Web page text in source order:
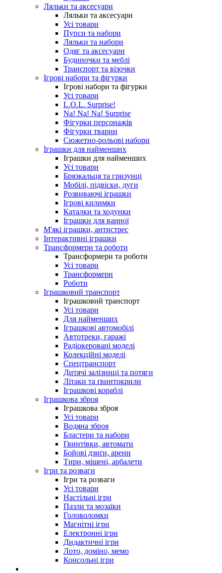
Ляльки та аксесуари
Ляльки та аксесуари
Усі товари
Пупси та набори
Ляльки та набори
Одяг та аксесуари
Будиночки та меблі
Транспорт та візочки
Ігрові набори та фігурки
Ігрові набори та фігурки
Усі товари
L.O.L. Surprise!
Na! Na! Na! Surprise
Фігурки персонажів
Фігурки тварин
Сюжетно-рольові набори
Іграшки для найменших
Іграшки для найменших
Усі товари
Брязкальця та гризунці
Мобілі, підвіски, дуги
Розвиваючі іграшки
Ігрові килимки
Каталки та ходунки
Іграшки для ванної
М'які іграшки, антистрес
Інтерактивні іграшки
Трансформери та роботи
Трансформери та роботи
Усі товари
Трансформери
Роботи
Іграшковий транспорт
Іграшковий транспорт
Усі товари
Для найменших
Іграшкові автомобілі
Автотреки, гаражі
Радіокеровані моделі
Колекційні моделі
Спецтранспорт
Дитячі залізниці та потяги
Літаки та ґвинтокрили
Іграшкові кораблі
Іграшкова зброя
Іграшкова зброя
Усі товари
Водяна зброя
Бластери та набори
Гвинтівки, автомати
Бойові дзиґи, арени
Тири, мішені, арбалети
Ігри та розваги
Ігри та розваги
Усі товари
Настільні ігри
Пазли та мозаїки
Головоломки
Магнітні ігри
Електронні ігри
Дидактичні ігри
Лото, доміно, мемо
Консольні ігри